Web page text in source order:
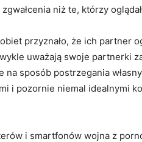
niż te, którzy
przyznało, że ich partner
uważają swoje partnerki
sposób postrzegania
i pozornie niemal idealnymi
i smartfonów wojna z